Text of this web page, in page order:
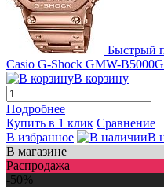
Быстрый
Casio G-Shock GMW-
В корзину
Подробнее
Купить в 1 клик Сравнение
В избранное
В
В магазине
Распродажа
-50%